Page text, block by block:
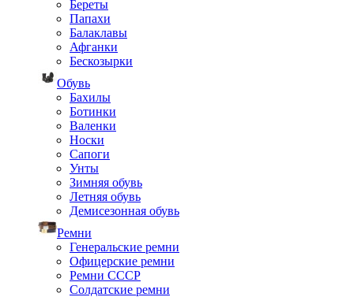
Береты
Папахи
Балаклавы
Афганки
Бескозырки
Обувь
Бахилы
Ботинки
Валенки
Носки
Сапоги
Унты
Зимняя обувь
Летняя обувь
Демисезонная обувь
Ремни
Генеральские ремни
Офицерские ремни
Ремни СССР
Солдатские ремни